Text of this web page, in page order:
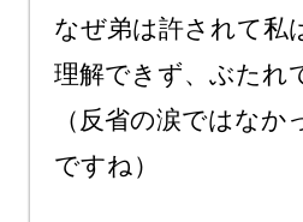
なぜ弟は許されて私
理解できず、ぶたれ
（反省の涙ではな
ですね）